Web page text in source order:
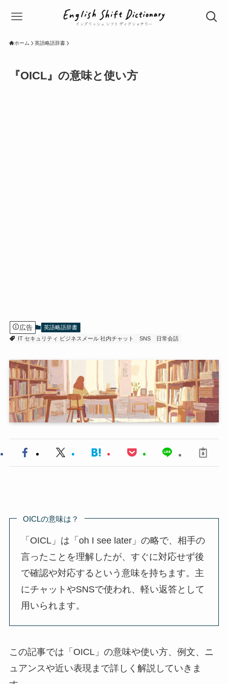
ホーム 英語略語辞書
『OICL』の意味と使い方
広告
英語略語辞書
IT セキュリティ ビジネスメール 社内チャット
SNS 日常会話
OICLの意味は？
「OICL」は「oh I see later」の略で、相手の
言ったことを理解したが、すぐに対応せず後
で確認や対応するという意味を持ちます。主
にチャットやSNSで使われ、軽い返答として
用いられます。
この記事では「OICL」の意味や使い方、例文、ニ
ュアンスや近い表現まで詳しく解説していきま